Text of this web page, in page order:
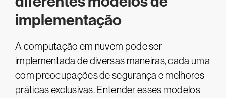
implementação
A computação em nuvem pode ser
implementada de diversas maneiras, cada uma
com preocupações de segurança e melhores
práticas exclusivas. Entender esses modelos